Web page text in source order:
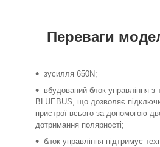
Переваги
зусилля 650N;
вбудований блок управління з
BLUEBUS, що дозволяє
пристрої всього за допомогою
дотримання полярності;
блок управління підтримує